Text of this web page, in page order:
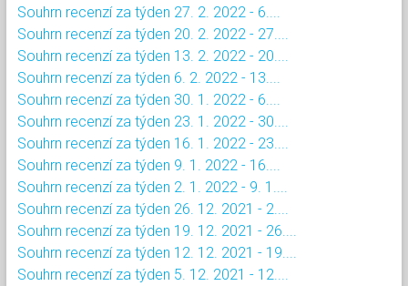
Souhrn recenzí za týden 27. 2. 2022 - 6....
Souhrn recenzí za týden 20. 2. 2022 - 27....
Souhrn recenzí za týden 13. 2. 2022 - 20....
Souhrn recenzí za týden 6. 2. 2022 - 13....
Souhrn recenzí za týden 30. 1. 2022 - 6....
Souhrn recenzí za týden 23. 1. 2022 - 30....
Souhrn recenzí za týden 16. 1. 2022 - 23....
Souhrn recenzí za týden 9. 1. 2022 - 16....
Souhrn recenzí za týden 2. 1. 2022 - 9. 1....
Souhrn recenzí za týden 26. 12. 2021 - 2....
Souhrn recenzí za týden 19. 12. 2021 - 26....
Souhrn recenzí za týden 12. 12. 2021 - 19....
Souhrn recenzí za týden 5. 12. 2021 - 12....